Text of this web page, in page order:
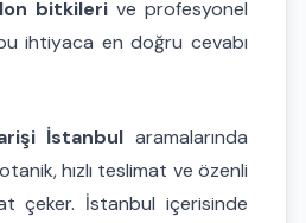
bitkileri ve profesyonel
ihtiyaca en doğru cevabı
İstanbul aramalarında
hızlı teslimat ve özenli
çeker. İstanbul içerisinde